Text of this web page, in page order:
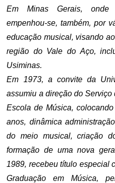
Em Minas Gerais, onde
empenhou-se, também, por
educação musical, visando
região do Vale do Aço,
Usiminas.
Em 1973, a convite da
assumiu a direção do
Escola de Música,
anos, dinâmica
do meio musical, criação
formação de uma nova
1989, recebeu título especial
Graduação em Música,